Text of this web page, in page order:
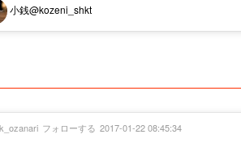
小銭@kozeni_shkt
フォローする 2017-01-22 08:45:34